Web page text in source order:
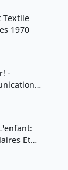
Textile
1970
-
Et